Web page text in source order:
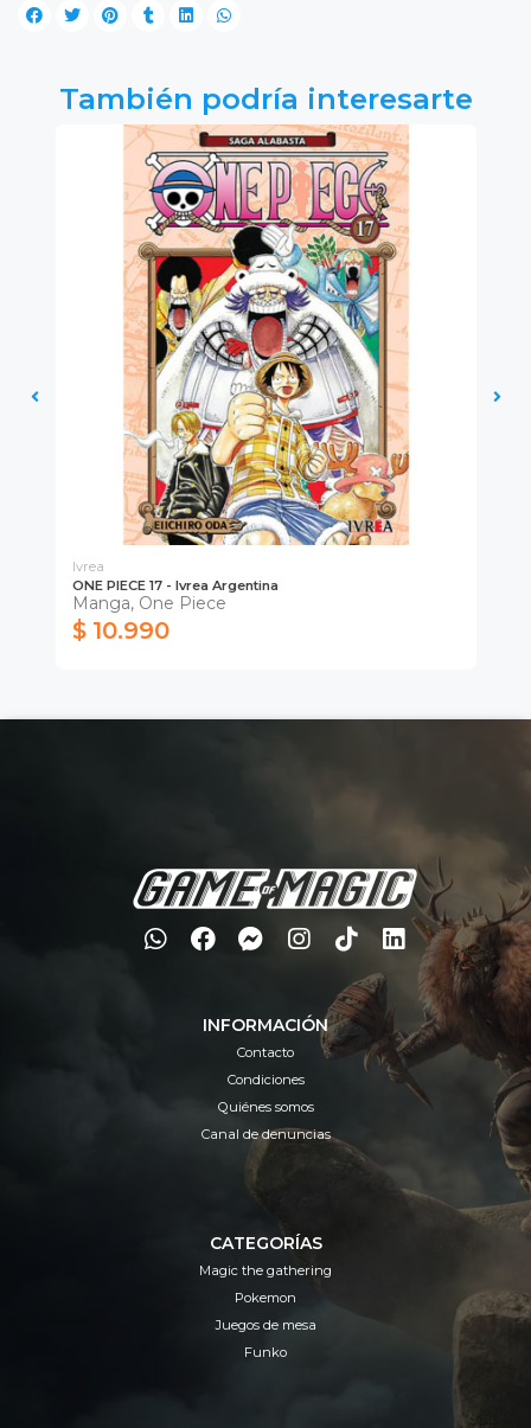
También podría interesarte
Ivrea
ONE PIECE 17 - Ivrea Argentina
Manga, One Piece
$ 10.990
INFORMACIÓN
Contacto
Condiciones
Quiénes somos
Canal de denuncias
CATEGORÍAS
Magic the gathering
Pokemon
Juegos de mesa
Funko